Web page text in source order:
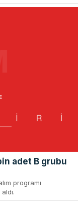
adet B grubu
programı